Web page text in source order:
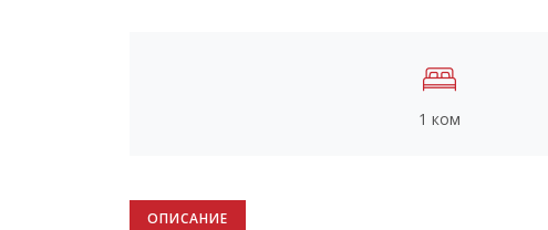
1 ком
ОПИСАНИЕ